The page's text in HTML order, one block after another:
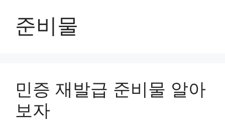
준비물
민증 재발급 준비물 알아
보자